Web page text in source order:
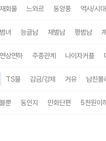
재회물 느와르 동양풍 역사/시
녀 능글남 재벌남 평범남
연상연하 주종관계 나이차커플
TS물 감금/강제 거유 남친몰
뿐 동인지 만화단편 5천원이